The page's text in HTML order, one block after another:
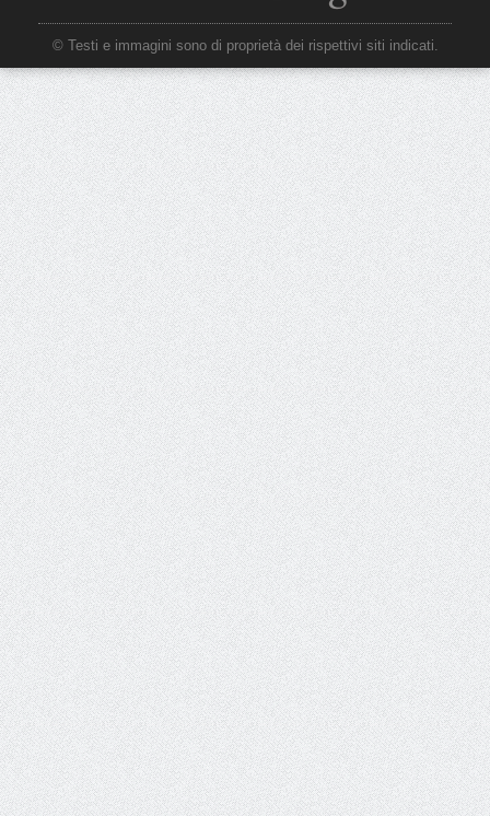
© Testi e immagini sono di proprietà dei rispettivi siti indicati.